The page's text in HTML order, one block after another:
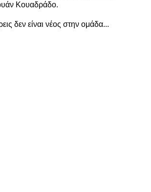
Κουαδράδο.
δεν είναι νέος στην ομάδα...